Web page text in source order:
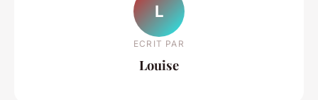
L
ECRIT PAR
Louise